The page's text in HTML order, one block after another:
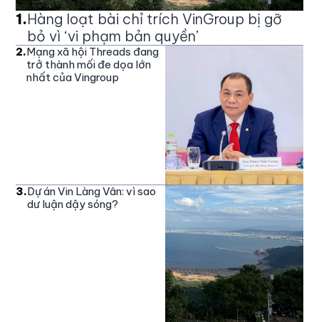
1.Hàng loạt bài chỉ trích VinGroup bị gỡ
bỏ vì ‘vi phạm bản quyền’
2.Mạng xã hội Threads đang
trở thành mối đe dọa lớn
nhất của Vingroup
3.Dự án Vin Làng Vân: vì sao
dư luận dậy sóng?